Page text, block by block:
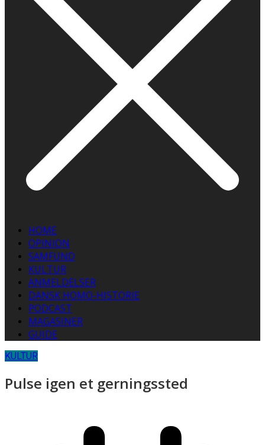
HOME
OPINION
SAMFUND
KULTUR
ANMELDELSER
DANSK HOMO-HISTORIE
PODCAST
MAGASINER
GUIDE
KULTUR
Pulse igen et gerningssted